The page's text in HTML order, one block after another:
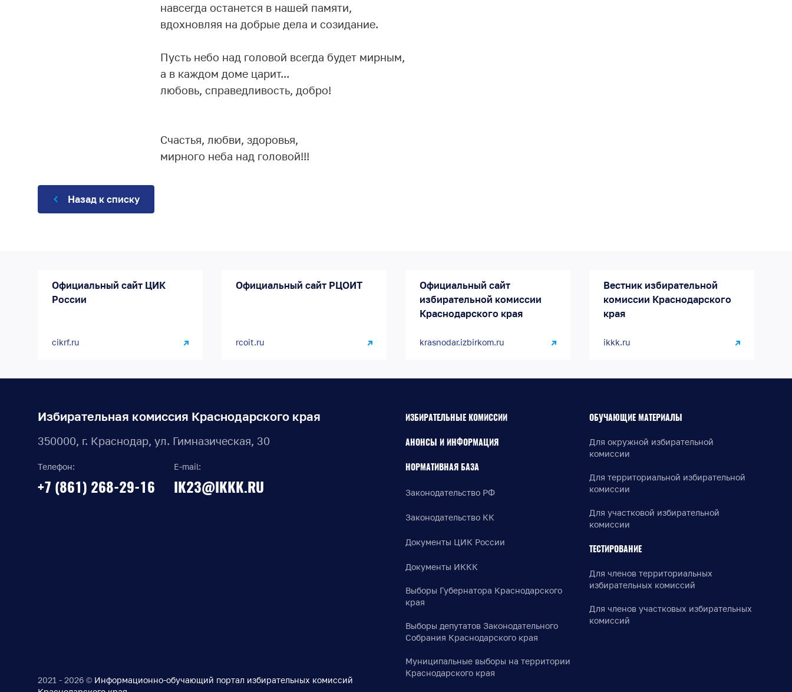
навсегда останется в нашей памяти,
вдохновляя на добрые дела и созидание.
Пусть небо над головой всегда будет мирным,
а в каждом доме царит...
любовь, справедливость, добро!
Счастья, любви, здоровья,
мирного неба над головой!!!
Назад к списку
Официальный сайт ЦИК
России
cikrf.ru
Официальный сайт РЦОИТ
rcoit.ru
Официальный сайт
избирательной комиссии
Краснодарского края
krasnodar.izbirkom.ru
Вестник избирательной
комиссии Краснодарского
края
ikkk.ru
Избирательная комиссия Краснодарского края
350000, г. Краснодар, ул. Гимназическая, 30
Телефон:
+7 (861) 268-29-16
E-mail:
IK23@IKKK.RU
2021 - 2026 © Информационно-обучающий портал избирательных комиссий
ИЗБИРАТЕЛЬНЫЕ КОМИССИИ
АНОНСЫ И ИНФОРМАЦИЯ
НОРМАТИВНАЯ БАЗА
Законодательство РФ
Законодательство КК
Документы ЦИК России
Документы ИККК
Выборы Губернатора Краснодарского
края
Выборы депутатов Законодательного
Собрания Краснодарского края
Муниципальные выборы на территории
Краснодарского края
ОБУЧАЮЩИЕ МАТЕРИАЛЫ
Для окружной избирательной
комиссии
Для территориальной избирательной
комиссии
Для участковой избирательной
комиссии
ТЕСТИРОВАНИЕ
Для членов территориальных
избирательных комиссий
Для членов участковых избирательных
комиссий